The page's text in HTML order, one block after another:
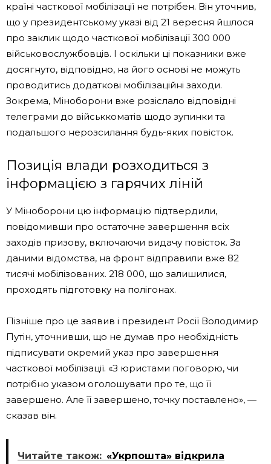
країні часткової мобілізації не потрібен. Він уточнив,
що у президентському указі від 21 вересня йшлося
про заклик щодо часткової мобілізації 300 000
військовослужбовців. І оскільки ці показники вже
досягнуто, відповідно, на його основі не можуть
проводитись додаткові мобілізаційні заходи.
Зокрема, Міноборони вже розіслало відповідні
телеграми до військкоматів щодо зупинки та
подальшого нерозсилання будь-яких повісток.
Позиція влади розходиться з
інформацією з гарячих ліній
У Міноборони цю інформацію підтвердили,
повідомивши про остаточне завершення всіх
заходів призову, включаючи видачу повісток. За
даними відомства, на фронт відправили вже 82
тисячі мобілізованих. 218 000, що залишилися,
проходять підготовку на полігонах.
Пізніше про це заявив і президент Росії Володимир
Путін, уточнивши, що не думав про необхідність
підписувати окремий указ про завершення
часткової мобілізації. «З юристами поговорю, чи
потрібно указом оголошувати про те, що її
завершено. Але її завершено, точку поставлено», —
сказав він.
Читайте також: «Укрпошта» відкрила